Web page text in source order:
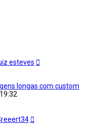
esteves
longas com custom